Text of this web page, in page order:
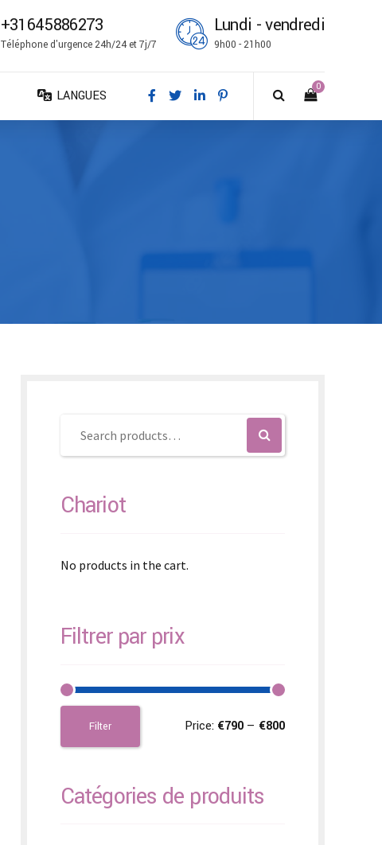
+31645886273
Téléphone d'urgence 24h/24 et 7j/7
Lundi - vendredi
9h00 - 21h00
0
LANGUES
Chariot
No products in the cart.
Filtrer par prix
Filter Price: €790 — €800
Catégories de produits